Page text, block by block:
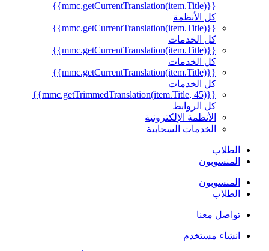
{{mmc.getCurrentTranslation(item.Title)}}
كل الأنظمة
{{mmc.getCurrentTranslation(item.Title)}}
كل الخدمات
{{mmc.getCurrentTranslation(item.Title)}}
كل الخدمات
{{mmc.getCurrentTranslation(item.Title)}}
كل الخدمات
{{mmc.getTrimmedTranslation(item.Title, 45)}}
كل الروابط
الأنظمة الإلكترونية
الخدمات السحابية
الطلاب
المنسوبون
المنسوبون
الطلاب
تواصل معنا
انشاء مستخدم